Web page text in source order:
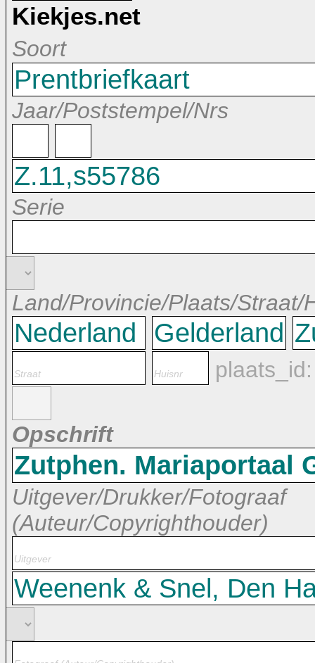
Kiekjes.net
Soort
Jaar/Poststempel/Nrs
Serie
Land/Provincie/Plaats/Straat/
Opschrift
Uitgever/Drukker/Fotograaf
(Auteur/Copyrighthouder)